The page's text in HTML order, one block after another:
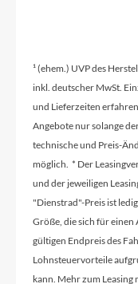
¹ (ehem.) UVP des
inkl. deutscher MwSt.
und Lieferzeiten
Angebote nur solange
technische und Preis-
möglich. * Der
und der jeweiligen
"Dienstrad"-Preis ist
Größe, die sich für
gültigen Endpreis des
Lohnsteuervorteile
kann. Mehr zum Leasing